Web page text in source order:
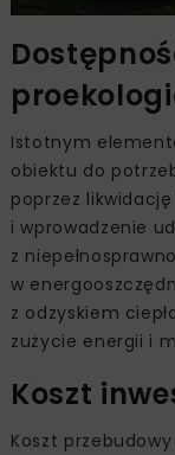
Istotnym
obiektu do
poprzez
i wprowadzenie
z
w
z odzyskiem
zużycie energii i
Koszt
Koszt